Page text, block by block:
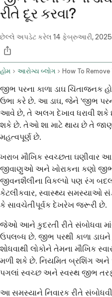
રીતે દૂર કરવા?
છેલ્લે અપડેટ કરેલ 14 ફેબ્રુઆરી, 2025
હોમ આરોગ્ય બ્લોગ
જીભ પરના કાળા ડાઘ ચિંતાજનક
ઉભા કરે છે. આ ડાઘ, જેને 'જીભ
આવે છે, તે અલગ દેખાવ ધરાવી
શકે છે. તેઓ શા માટે થાય છે તે
મહત્વપૂર્ણ છે.
ખરાબ મૌખિક સ્વચ્છતા ઘણીવાર
જીવાણુઓ અને ખોરાકના કણો
જીવનશૈલીના વિકલ્પો પણ રંગ
કેટલીકવાર, સ્વાસ્થ્ય સમસ્યાઓ
કે સાવચેતીપૂર્વક દેખરેખ જરૂરી છે.
જેઓ આને કુદરતી રીતે સંબોધવા
ઉપલબ્ધ છે. જીભ પરથી કાળા ડાઘને
શોધવાથી લોકોને તેમના મૌખિક
મળી શકે છે. નિયમિત બ્રશિંગ અને
પગલાં સ્વચ્છ અને સ્વસ્થ જીભ તરફ
આ સમસ્યાને નિવારક રીતે